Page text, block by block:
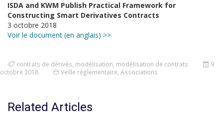
ISDA and KWM Publish Practical Framework for
Constructing Smart Derivatives Contracts
3 octobre 2018
Voir le document (en anglais) >>
contrats de dérivés modélisation modélisation de contrats
9
octobre 2018
Veille réglementaire Associations
Related Articles